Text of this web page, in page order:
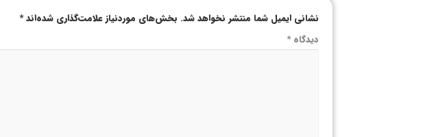
نشانی ایمیل شما منتشر نخواهد شد. بخش‌های موردنیاز علامت‌گذاری شده‌اند*
دیدگاه*